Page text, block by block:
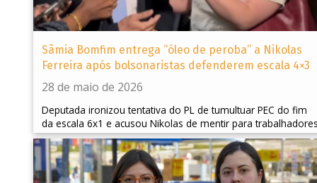
Sâmia Bomfim entrega “óleo de peroba” a Nikolas
Ferreira após bolsonaristas defenderem escala 4×3
28 de maio de 2026
Deputada ironizou tentativa do PL de tumultuar PEC do fim
da escala 6x1 e acusou Nikolas de mentir para